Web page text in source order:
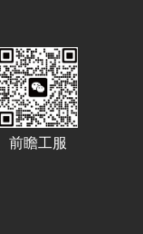
前瞻工服